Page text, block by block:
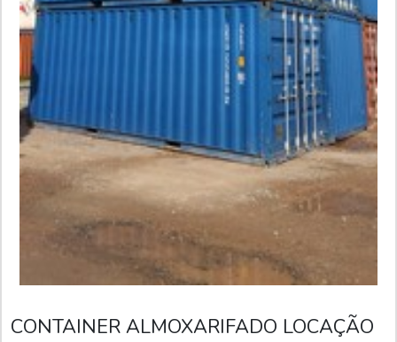
CONTAINER ALMOXARIFADO LOCAÇÃO